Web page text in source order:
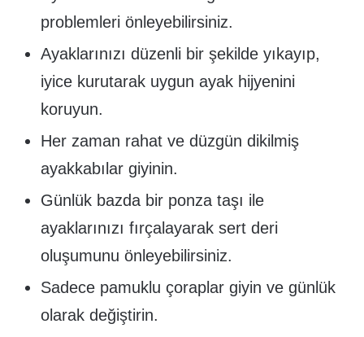
problemleri önleyebilirsiniz.
Ayaklarınızı düzenli bir şekilde yıkayıp,
iyice kurutarak uygun ayak hijyenini
koruyun.
Her zaman rahat ve düzgün dikilmiş
ayakkabılar giyinin.
Günlük bazda bir ponza taşı ile
ayaklarınızı fırçalayarak sert deri
oluşumunu önleyebilirsiniz.
Sadece pamuklu çoraplar giyin ve günlük
olarak değiştirin.